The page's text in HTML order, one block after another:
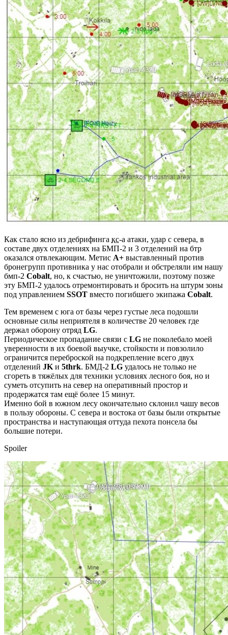
Как стало ясно из дебрифинга кс-а атаки, удар с севера, в
составе двух отделениях на БМП-2 и 3 отделений на бтр
оказался отвлекающим. Метис A+ выставленный против
бронегрупп противника у нас отобрали и обстреляли им нашу
бмп-2 Cobalt, но, к счастью, не уничтожили, поэтому позже
эту БМП-2 удалось отремонтировать и бросить на штурм зоны
под управлением SSOT вместо погибшего экипажа Cobalt.
Тем временем с юга от базы через густые леса подошли
основные силы неприятеля в количестве 20 человек где
держал оборону отряд LG.
Периодическое пропадание связи с LG не поколебало моей
уверенности в их боевой выучке, стойкости и повзолило
ограничится переброской на подкрепление всего двух
отделений JK и 5thrk. БМД-2 LG удалось не только не
сгореть в тяжёлых для техники условиях лесного боя, но и
суметь отсупить на север на оперативный простор и
продержатся там ещё более 15 минут.
Именно бой в южном лесу окончательно склонил чашу весов
в пользу обороны. С севера и востока от базы были открытые
пространства и наступающая оттуда пехота понсела бы
большие потери.
Spoiler